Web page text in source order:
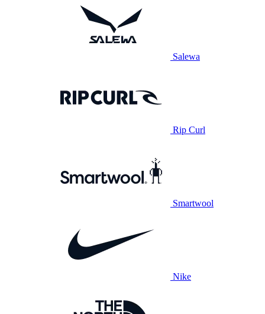
Salewa
Rip Curl
Smartwool
Nike